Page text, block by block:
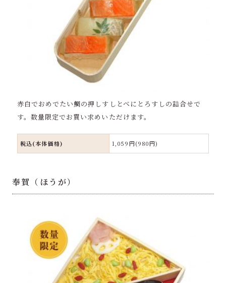
赤白でおめでたい鯛の押しすしとべにとろすしの詰合せで
す。数量限定でお買い求めいただけます。
税込(本体価格) 1,059円(980円)
奉賀（ほうが）